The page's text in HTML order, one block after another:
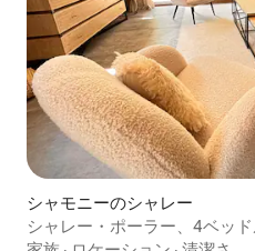
シャモニーのシャレー
シャレー・ポーラー、4ベッ
良い